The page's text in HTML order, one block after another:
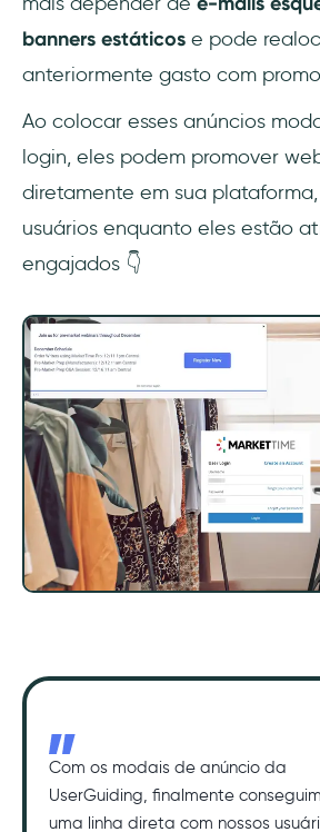
banners estáticos e pode
anteriormente gasto com
Ao colocar esses anúncios
login, eles podem promover
diretamente em sua
usuários enquanto eles estão
engajados 👇
Com os modais de anúncio da
UserGuiding, finalmente
uma linha direta com nossos